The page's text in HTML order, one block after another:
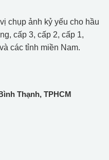
chụp ảnh kỷ yếu cho hầu
cấp 3, cấp 2, cấp 1,
các tỉnh miền Nam.
Thạnh, TPHCM